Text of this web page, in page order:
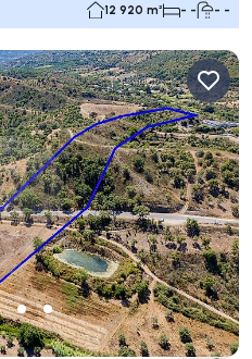
12 920 m² - - - -